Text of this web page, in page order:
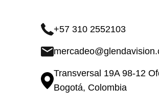
+57 310 2552103
Transversal 19A 98-12
Bogotá, Colombia